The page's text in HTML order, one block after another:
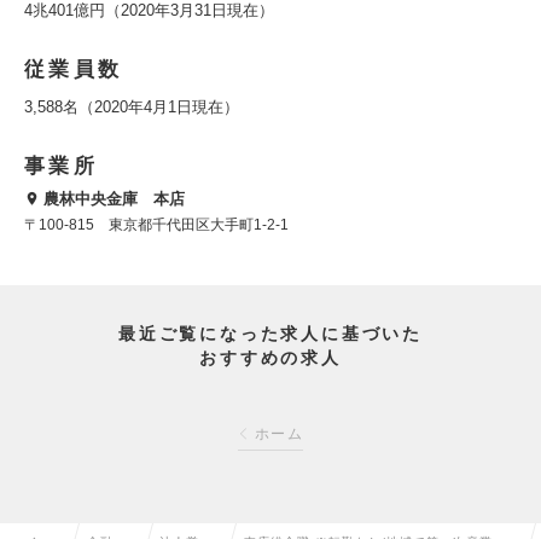
4兆401億円（2020年3月31日現在）
従業員数
3,588名（2020年4月1日現在）
事業所
農林中央金庫 本店
〒100-815 東京都千代田区大手町1-2-1
最近ご覧になった求人に基づいた
おすすめの求人
ホーム